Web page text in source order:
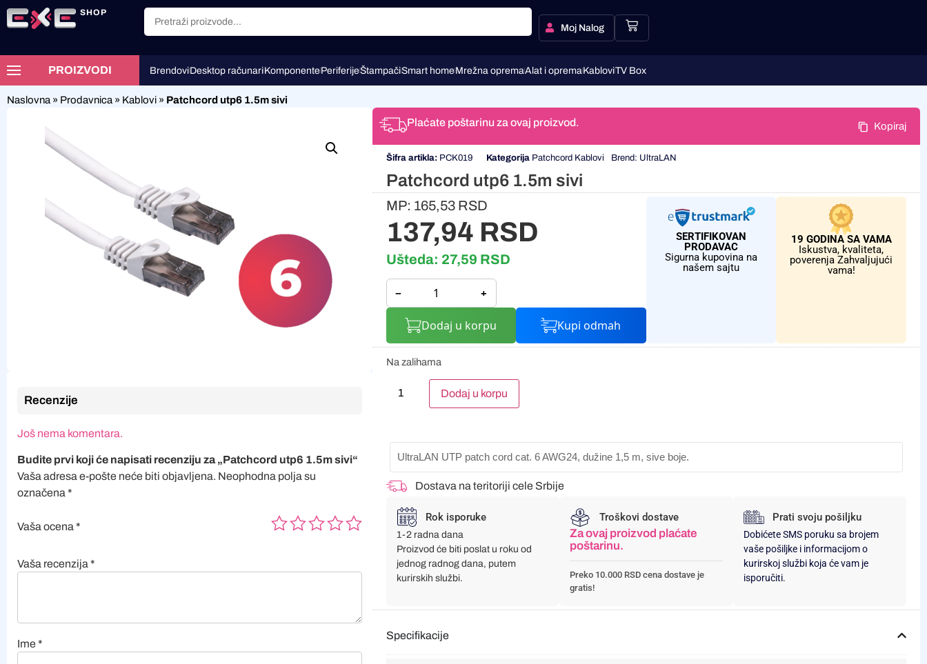
SHOP
Moj Nalog
PROIZVODI BrendoviDesktop računariKomponentePeriferijeŠtampačiSmart homeMrežna opremaAlat i opremaKabloviTV Box
Naslovna » Prodavnica » Kablovi » Patchcord utp6 1.5m sivi
Recenzije
Još nema komentara.
Budite prvi koji će napisati recenziju za „Patchcord utp6 1.5m sivi“
Vaša adresa e-pošte neće biti objavljena. Neophodna polja su
označena *
Vaša ocena *
Vaša recenzija *
Ime*
Plaćate poštarinu za ovaj proizvod. Kopiraj
Šifra artikla: PCK019 Kategorija Patchcord Kablovi Brend: UltraLAN
Patchcord utp6 1.5m sivi
MP: 165,53 RSD
137,94 RSD
Ušteda: 27,59 RSD
− +
Dodaj u korpu Kupi odmah
SERTIFIKOVAN
PRODAVAC
Sigurna kupovina na
našem sajtu
19 GODINA SA VAMA
Iskustva, kvaliteta,
poverenja Zahvaljujući
vama!
Na zalihama
Dodaj u korpu
UltraLAN UTP patch cord cat. 6 AWG24, dužine 1,5 m, sive boje.
Dostava na teritoriji cele Srbije
Rok isporuke
1-2 radna dana
Proizvod će biti poslat u roku od
jednog radnog dana, putem
kurirskih službi.
Troškovi dostave
Za ovaj proizvod plaćate
poštarinu.
Preko 10.000 RSD cena dostave je
gratis!
Prati svoju pošiljku
Dobićete SMS poruku sa brojem
vaše pošiljke i informacijom o
kurirskoj službi koja će vam je
isporučiti.
Specifikacije